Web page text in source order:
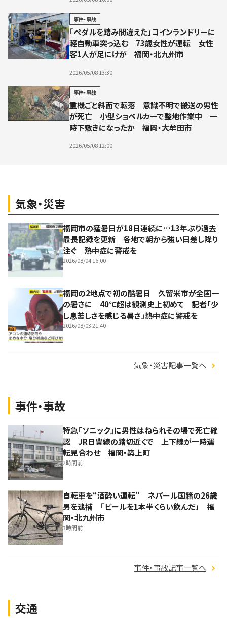
事件・事故
「ペダルを踏み間違えた」コインランドリーに
軽自動車突っ込む 73歳女性が運転 女性
客1人が足にけが 福岡・北九州市
2026/05/08 13:30
事件・事故
重機ごと斜面で転落 意識不明で搬送の男性
が死亡 小型ショベルカーで整地作業中 一
時下敷きになったか 福岡・大牟田市
2026/05/08 12:00
気象・災害
福岡市の猛暑日が18日連続に…13年ぶり過去
最長記録を更新 各地で朝から強い日差し降り
注ぐ 熱中症に警戒を
2026/08/04 16:00
福岡の2地点で初の酷暑日 久留米市が全国一
の暑さに 40℃超は観測史上初めて 記者「少
し息苦しさを感じる暑さ」熱中症に警戒を
2026/08/03 21:40
気象・災害記事一覧へ
事件・事故
特急「ソニック」に男性はねられその場で死亡確
認 JR日豊線の踏切近くで 上下線が一時運
転見合わせ 福岡・築上町
2時間前
自転車を“酒酔い運転” ネパール国籍の26歳
男を逮捕 「ビールを1本半くらい飲んだ」 福
岡・北九州市
3時間前
事件・事故記事一覧へ
交通